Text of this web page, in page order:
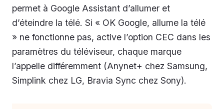
permet à Google Assistant d’allumer et
d’éteindre la télé. Si « OK Google, allume la télé
» ne fonctionne pas, active l’option CEC dans les
paramètres du téléviseur, chaque marque
l’appelle différemment (Anynet+ chez Samsung,
Simplink chez LG, Bravia Sync chez Sony).